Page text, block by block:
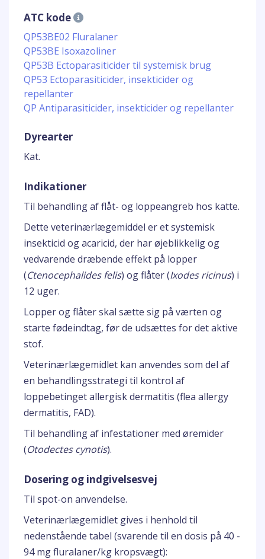
ATC kode
QP53BE02 Fluralaner
QP53BE Isoxazoliner
QP53B Ectoparasiticider til systemisk brug
QP53 Ectoparasiticider, insekticider og
repellanter
QP Antiparasiticider, insekticider og repellanter
Dyrearter
Kat.
Indikationer
Til behandling af flåt- og loppeangreb hos katte.
Dette veterinærlægemiddel er et systemisk
insekticid og acaricid, der har øjeblikkelig og
vedvarende dræbende effekt på lopper
(Ctenocephalides felis) og flåter (Ixodes ricinus) i
12 uger.
Lopper og flåter skal sætte sig på værten og
starte fødeindtag, før de udsættes for det aktive
stof.
Veterinærlægemidlet kan anvendes som del af
en behandlingsstrategi til kontrol af
loppebetinget allergisk dermatitis (flea allergy
dermatitis, FAD).
Til behandling af infestationer med øremider
(Otodectes cynotis).
Dosering og indgivelsesvej
Til spot-on anvendelse.
Veterinærlægemidlet gives i henhold til
nedenstående tabel (svarende til en dosis på 40 -
94 mg fluralaner/kg kropsvægt):